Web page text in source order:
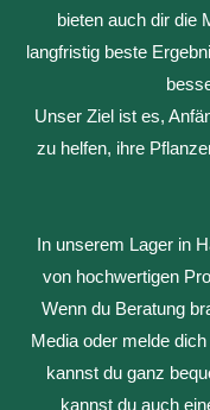
bieten auch dir die
langfristig beste
Unser Ziel ist es,
zu helfen, ihre
In unserem Lager in
von hochwertigen
Wenn du Beratung
Media oder melde
kannst du ganz
kannst du auch